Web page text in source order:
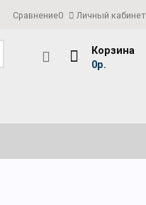
Сравнение0 Личный кабинет
Корзина
0р.